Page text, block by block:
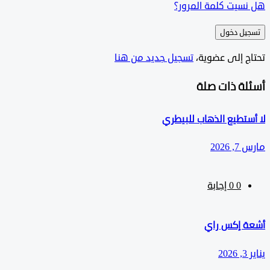
كلمة المرور؟
دخول
إلى عضوية،‫تسجيل جديد من هنا
ذات صلة
الذهاب للبيطري
إكس راي